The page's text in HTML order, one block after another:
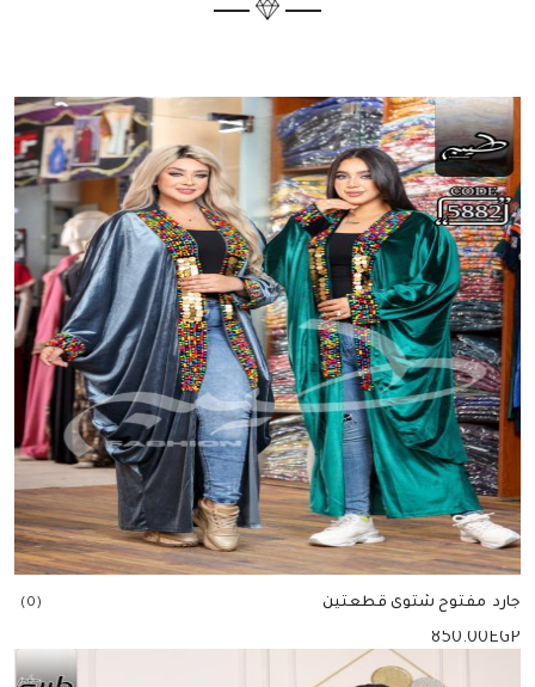
جارد مفتوح شتوى قطعتين (0)
850.00EGP
إضافة للسلة